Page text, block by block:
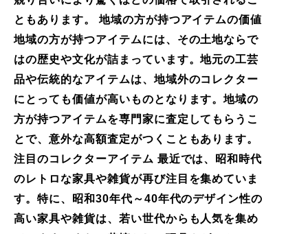
ともあります。 地域の方が持つアイテムの価値
地域の方が持つアイテムには、その土地ならで
はの歴史や文化が詰まっています。地元の工芸
品や伝統的なアイテムは、地域外のコレクター
にとっても価値が高いものとなります。地域の
方が持つアイテムを専門家に査定してもらうこ
とで、意外な高額査定がつくこともあります。
注目のコレクターアイテム 最近では、昭和時代
のレトロな家具や雑貨が再び注目を集めていま
す。特に、昭和30年代～40年代のデザイン性の
高い家具や雑貨は、若い世代からも人気を集め